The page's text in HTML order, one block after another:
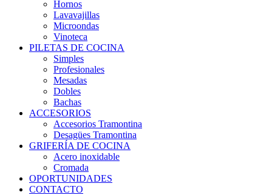
Hornos
Lavavajillas
Microondas
Vinoteca
PILETAS DE COCINA
Simples
Profesionales
Mesadas
Dobles
Bachas
ACCESORIOS
Accesorios Tramontina
Desagües Tramontina
GRIFERÍA DE COCINA
Acero inoxidable
Cromada
OPORTUNIDADES
CONTACTO